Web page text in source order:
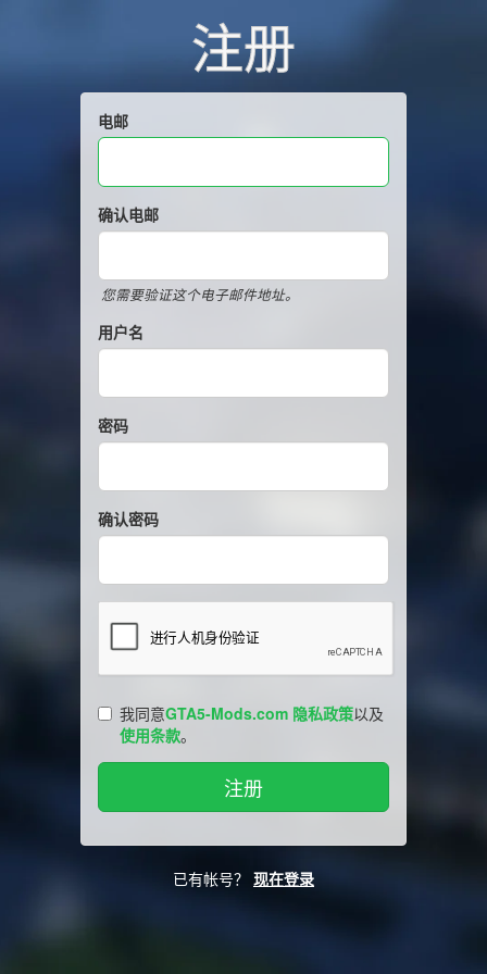
注册
电邮
确认电邮
您需要验证这个电子邮件地址。
用户名
密码
确认密码
我同意GTA5-Mods.com 隐私政策以及
使用条款。
已有帐号？ 现在登录